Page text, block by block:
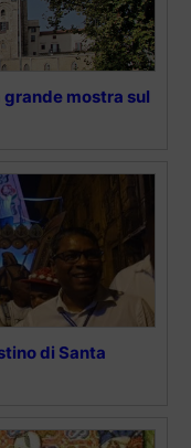
grande mostra sul
di Santa